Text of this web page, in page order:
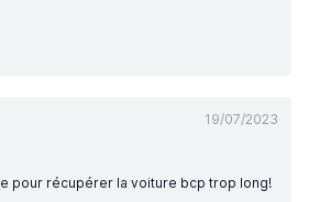
19/07/2023
pour récupérer la voiture bcp trop long!